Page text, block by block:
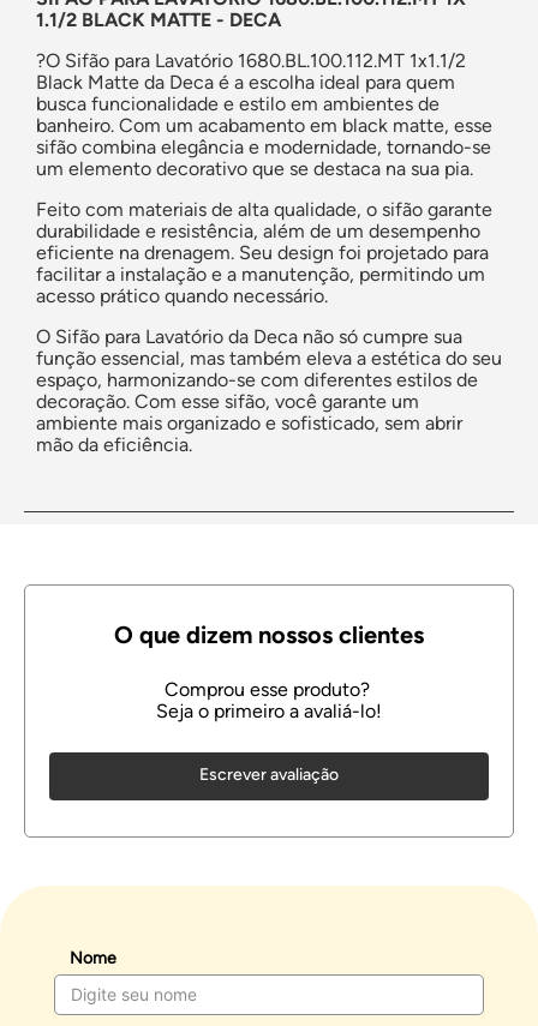
1.1/2 BLACK MATTE - DECA
?O Sifão para Lavatório 1680.BL.100.112.MT 1x1.1/2
Black Matte da Deca é a escolha ideal para quem
busca funcionalidade e estilo em ambientes de
banheiro. Com um acabamento em black matte, esse
sifão combina elegância e modernidade, tornando-se
um elemento decorativo que se destaca na sua pia.
Feito com materiais de alta qualidade, o sifão garante
durabilidade e resistência, além de um desempenho
eficiente na drenagem. Seu design foi projetado para
facilitar a instalação e a manutenção, permitindo um
acesso prático quando necessário.
O Sifão para Lavatório da Deca não só cumpre sua
função essencial, mas também eleva a estética do seu
espaço, harmonizando-se com diferentes estilos de
decoração. Com esse sifão, você garante um
ambiente mais organizado e sofisticado, sem abrir
mão da eficiência.
Escrever avaliação
Nome